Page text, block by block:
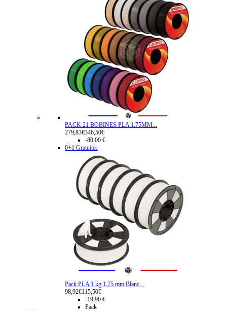
PACK 21 BOBINES PLA 1.75MM...
279,83€346,50€
-80,00 €
6+1 Gratuites
Pack PLA 1 kg 1.75 mm Blanc...
98,92€115,50€
-19,90 €
Pack